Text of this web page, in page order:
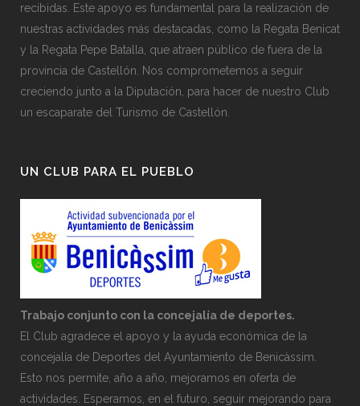
recibidas. Este apoyo es fundamental para la realización de
nuestras actividades más destacadas, como la Regata Benicat
y la Regata Pepe Batalla, que atraen público de fuera de la
provincia de Castellón. Nos comprometemos a seguir
creciendo junto a la Diputación, para hacer de nuestro Club
un escaparate del Turismo de Castellón.
UN CLUB PARA EL PUEBLO
Trabajo conjunto con la concejalía de deportes.
El Club agradece el apoyo y la ayuda económica de la
concejalía de Deportes del Ayuntamiento de Benicàssim.
Esto nos permite, año a año, mejoramos en oferta de
actividades. Esperamos, en el futuro, seguir mejorando para